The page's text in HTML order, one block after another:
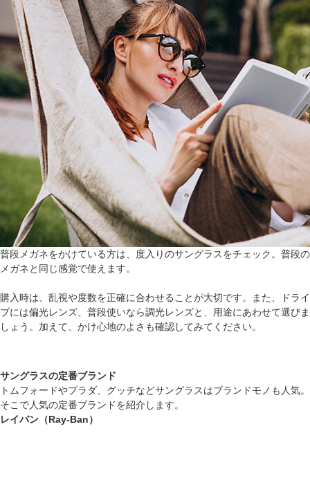
普段メガネをかけている方は、度入りのサングラスをチェック。普段の
メガネと同じ感覚で使えます。
購入時は、乱視や度数を正確に合わせることが大切です。また、ドライ
ブには偏光レンズ、普段使いなら調光レンズと、用途にあわせて選びま
しょう。加えて、かけ心地のよさも確認してみてください。
サングラスの定番ブランド
トムフォードやプラダ、グッチなどサングラスはブランドモノも人気。
そこで人気の定番ブランドを紹介します。
レイバン（Ray-Ban）